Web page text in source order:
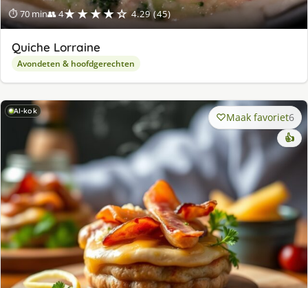
⏱ 70 min👥 4★★★★☆ 4.29 (45)
Quiche Lorraine
Avondeten & hoofdgerechten
AI-kok Maak favoriet6
👍